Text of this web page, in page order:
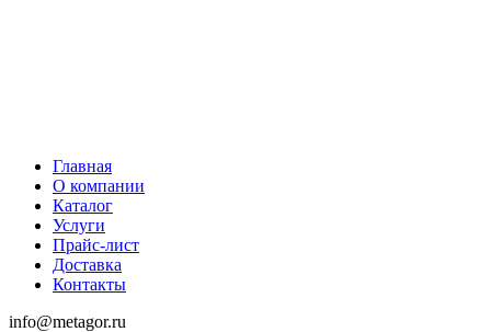
Главная
О компании
Каталог
Услуги
Прайс-лист
Доставка
Контакты
info@metagor.ru